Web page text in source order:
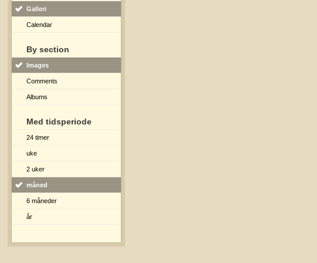
Galleri
Calendar
By section
Images
Comments
Albums
Med tidsperiode
24 timer
uke
2 uker
måned
6 måneder
år